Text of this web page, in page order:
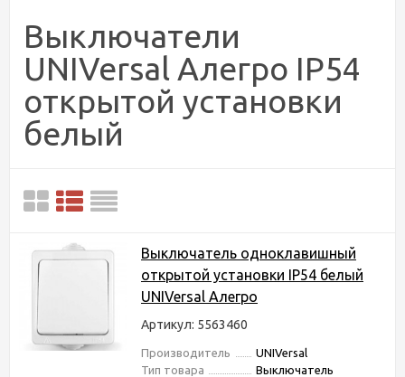
Выключатели
UNIVersal Алегро IP54
открытой установки
белый
Выключатель одноклавишный
открытой установки IP54 белый
UNIVersal Алегро
Артикул: 5563460
Производитель
UNIVersal
Тип товара
Выключатель